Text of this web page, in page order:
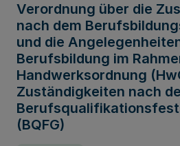
Verordnung über die
nach dem
und die
Berufsbildung im
Handwerksordnung
Zuständigkeiten nach
(BQFG)